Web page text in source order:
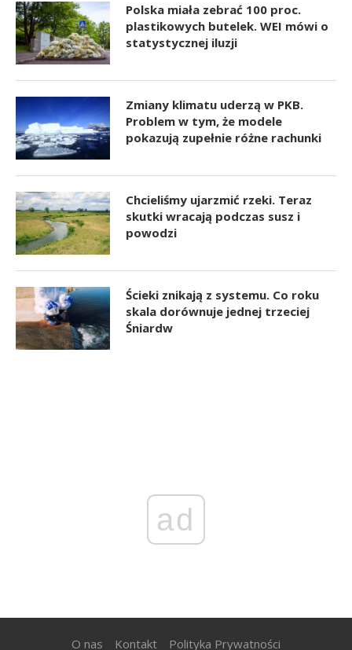
Polska miała zebrać 100 proc.
plastikowych butelek. WEI mówi o
statystycznej iluzji
Zmiany klimatu uderzą w PKB.
Problem w tym, że modele
pokazują zupełnie różne rachunki
Chcieliśmy ujarzmić rzeki. Teraz
skutki wracają podczas susz i
powodzi
Ścieki znikają z systemu. Co roku
skala dorównuje jednej trzeciej
Śniardw
ad
O nas Kontakt Polityka Prywatności